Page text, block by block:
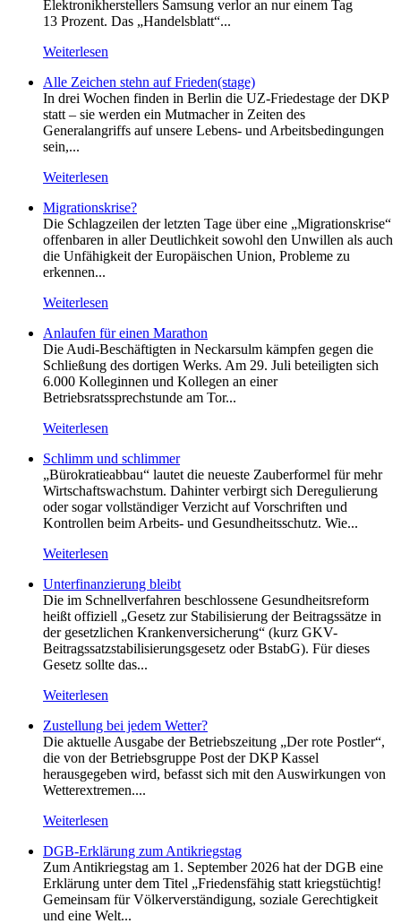
Elektronikherstellers Samsung verlor an nur einem Tag
13 Prozent. Das „Handelsblatt“...
Weiterlesen
Alle Zeichen stehn auf Frieden(stage)
In drei Wochen finden in Berlin die UZ-Friedestage der DKP
statt – sie werden ein Mutmacher in Zeiten des
Generalangriffs auf unsere Lebens- und Arbeitsbedingungen
sein,...
Weiterlesen
Migrationskrise?
Die Schlagzeilen der letzten Tage über eine „Migrationskrise“
offenbaren in aller Deutlichkeit sowohl den Unwillen als auch
die Unfähigkeit der Europäischen Union, Probleme zu
erkennen...
Weiterlesen
Anlaufen für einen Marathon
Die Audi-Beschäftigten in Neckarsulm kämpfen gegen die
Schließung des dortigen Werks. Am 29. Juli beteiligten sich
6.000 Kolleginnen und Kollegen an einer
Betriebsratssprechstunde am Tor...
Weiterlesen
Schlimm und schlimmer
„Bürokratieabbau“ lautet die neueste Zauberformel für mehr
Wirtschaftswachstum. Dahinter verbirgt sich Deregulierung
oder sogar vollständiger Verzicht auf Vorschriften und
Kontrollen beim Arbeits- und Gesundheitsschutz. Wie...
Weiterlesen
Unterfinanzierung bleibt
Die im Schnellverfahren beschlossene Gesundheitsreform
heißt offiziell „Gesetz zur Stabilisierung der Beitragssätze in
der gesetzlichen Krankenversicherung“ (kurz GKV-
Beitragssatzstabilisierungsgesetz oder BstabG). Für dieses
Gesetz sollte das...
Weiterlesen
Zustellung bei jedem Wetter?
Die aktuelle Ausgabe der Betriebszeitung „Der rote Postler“,
die von der Betriebsgruppe Post der DKP Kassel
herausgegeben wird, befasst sich mit den Auswirkungen von
Wetterextremen....
Weiterlesen
DGB-Erklärung zum Antikriegstag
Zum Antikriegstag am 1. September 2026 hat der DGB eine
Erklärung unter dem Titel „Friedensfähig statt kriegstüchtig!
Gemeinsam für Völkerverständigung, soziale Gerechtigkeit
und eine Welt...